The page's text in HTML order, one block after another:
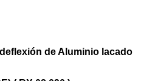
de Aluminio lacado